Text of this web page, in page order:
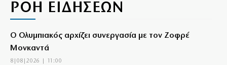
ΡΟΗ ΕΙΔΗΣΕΩΝ
Ο Ολυμπιακός αρχίζει συνεργασία με τον Ζοφρέ
Μονκαντά
8|08|2026 | 11:00